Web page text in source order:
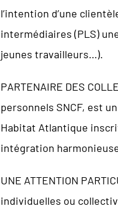
l’intention d’une
intermédiaires (PLS)
jeunes travailleurs…).
PARTENAIRE DES
personnels SNCF, est
Habitat Atlantique
intégration
UNE ATTENTION
individuelles ou